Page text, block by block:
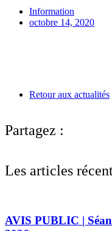
Information
octobre 14, 2020
Retour aux actualités
Partagez :
Les articles
AVIS PUBLIC |